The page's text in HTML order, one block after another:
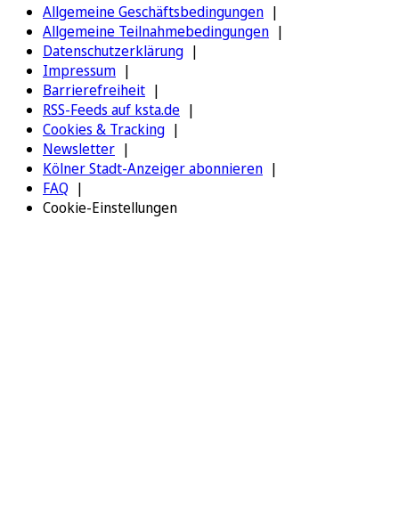
Allgemeine Geschäftsbedingungen
Allgemeine Teilnahmebedingungen
Datenschutzerklärung
Impressum
Barrierefreiheit
RSS-Feeds auf ksta.de
Cookies & Tracking
Newsletter
Kölner Stadt-Anzeiger abonnieren
FAQ
Cookie-Einstellungen